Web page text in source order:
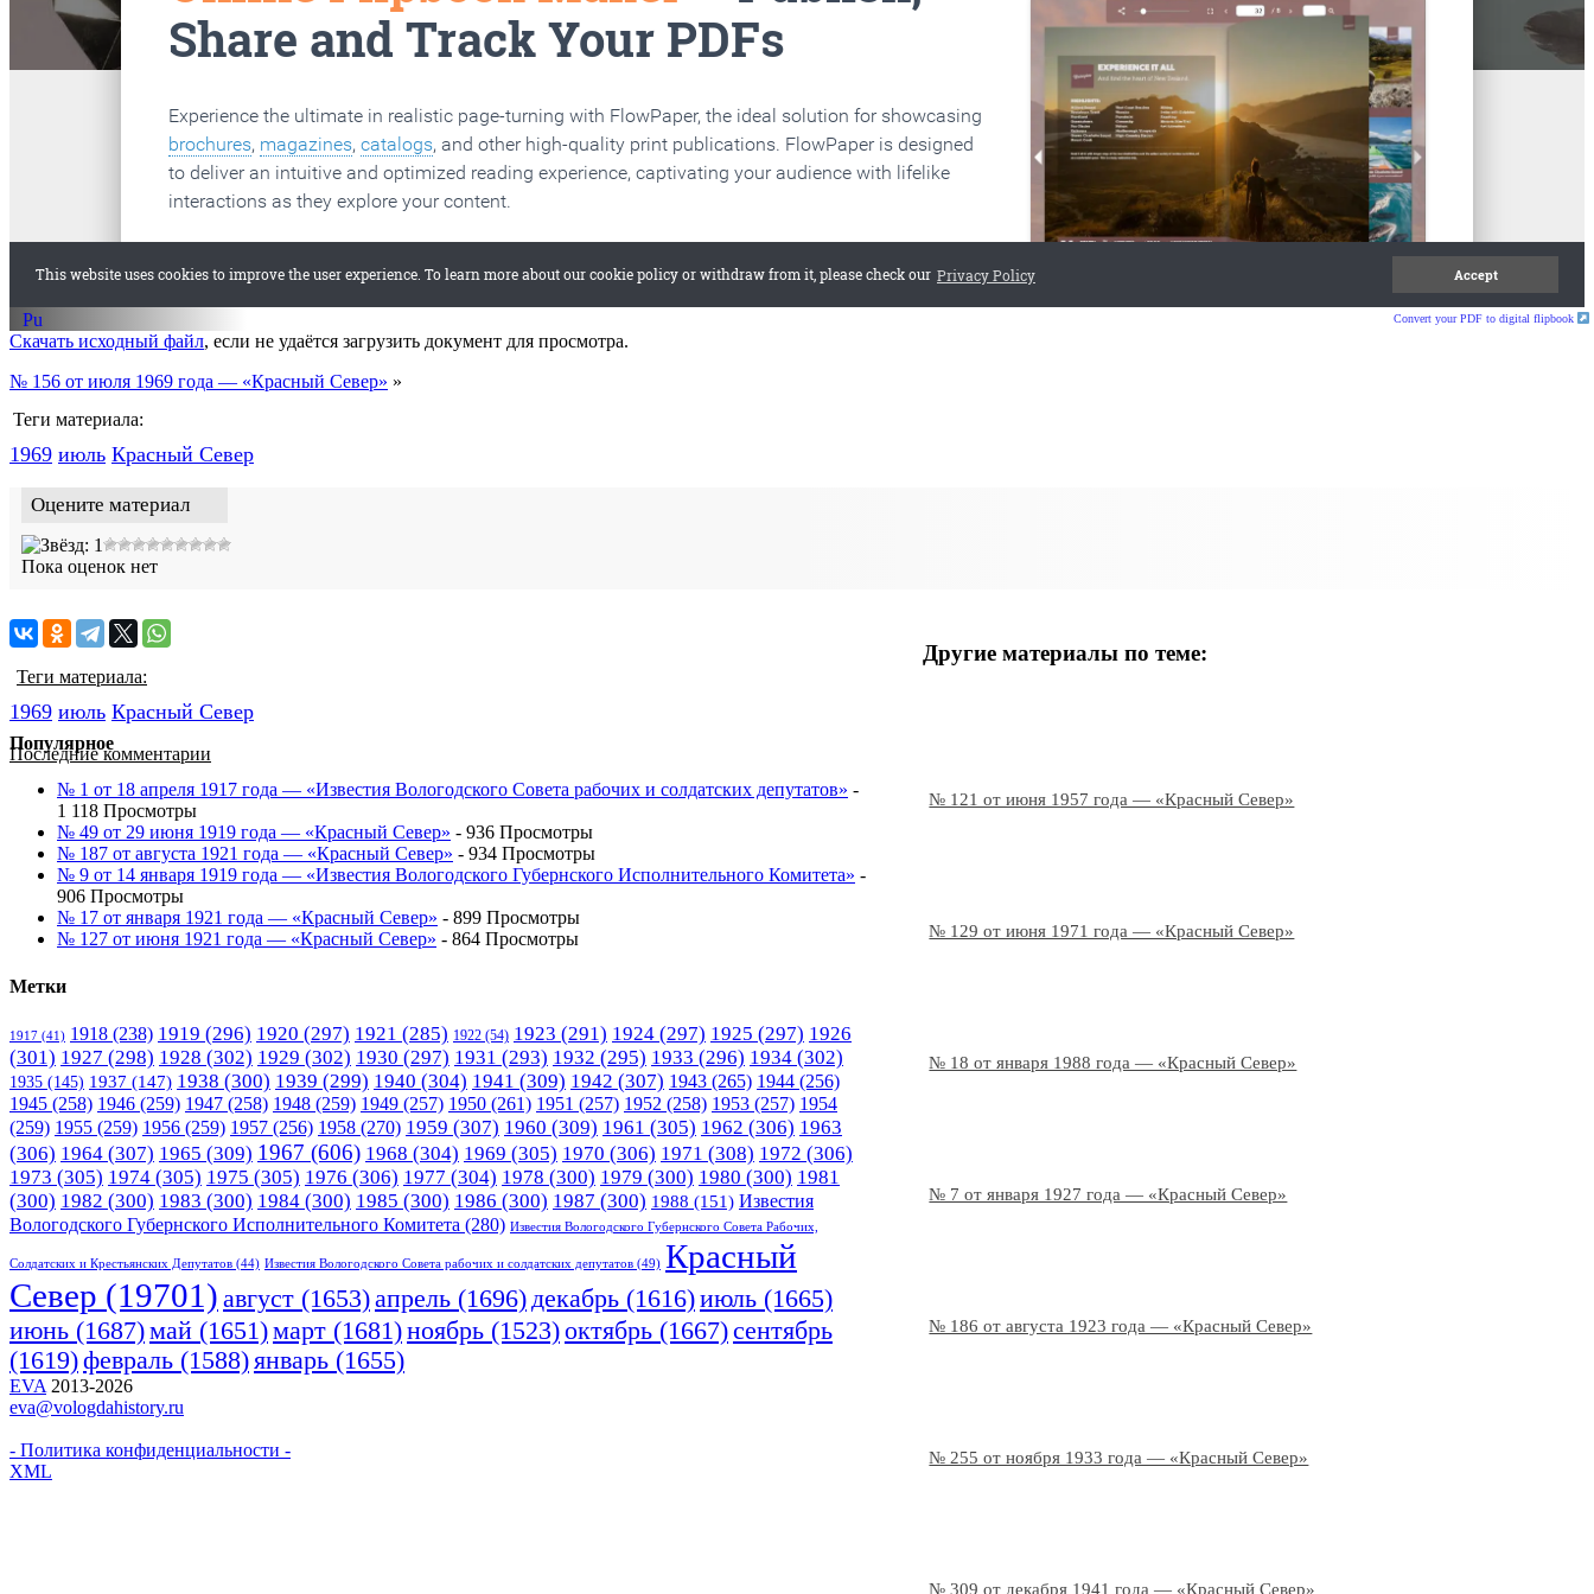
Convert your PDF to digital flipbook
Скачать исходный файл, если не удаётся загрузить документ для просмотра.
№ 156 от июля 1969 года — «Красный Север» »
Теги материала:
1969 июль Красный Cевер
Оцените материал
Пока оценок нет
Другие материалы по теме:
№ 121 от июня 1957 года — «Красный Север»
№ 129 от июня 1971 года — «Красный Север»
№ 18 от января 1988 года — «Красный Север»
№ 7 от января 1927 года — «Красный Север»
№ 186 от августа 1923 года — «Красный Север»
№ 255 от ноября 1933 года — «Красный Север»
№ 309 от декабря 1941 года — «Красный Север»
Теги материала:
1969 июль Красный Cевер
Последние комментарии
Популярное
№ 1 от 18 апреля 1917 года — «Известия Вологодского Совета рабочих и солдатских депутатов» -
1 118 Просмотры
№ 49 от 29 июня 1919 года — «Красный Север» - 936 Просмотры
№ 187 от августа 1921 года — «Красный Север» - 934 Просмотры
№ 9 от 14 января 1919 года — «Известия Вологодского Губернского Исполнительного Комитета» -
906 Просмотры
№ 17 от января 1921 года — «Красный Север» - 899 Просмотры
№ 127 от июня 1921 года — «Красный Север» - 864 Просмотры
Метки
1917 (41) 1918 (238) 1919 (296) 1920 (297) 1921 (285) 1922 (54) 1923 (291) 1924 (297) 1925 (297) 1926
(301) 1927 (298) 1928 (302) 1929 (302) 1930 (297) 1931 (293) 1932 (295) 1933 (296) 1934 (302)
1935 (145) 1937 (147) 1938 (300) 1939 (299) 1940 (304) 1941 (309) 1942 (307) 1943 (265) 1944 (256)
1945 (258) 1946 (259) 1947 (258) 1948 (259) 1949 (257) 1950 (261) 1951 (257) 1952 (258) 1953 (257) 1954
(259) 1955 (259) 1956 (259) 1957 (256) 1958 (270) 1959 (307) 1960 (309) 1961 (305) 1962 (306) 1963
(306) 1964 (307) 1965 (309) 1967 (606) 1968 (304) 1969 (305) 1970 (306) 1971 (308) 1972 (306)
1973 (305) 1974 (305) 1975 (305) 1976 (306) 1977 (304) 1978 (300) 1979 (300) 1980 (300) 1981
(300) 1982 (300) 1983 (300) 1984 (300) 1985 (300) 1986 (300) 1987 (300) 1988 (151) Известия
Вологодского Губернского Исполнительного Комитета (280) Известия Вологодского Губернского Совета Рабочих,
Солдатских и Крестьянских Депутатов (44) Известия Вологодского Совета рабочих и солдатских депутатов (49) Красный
Cевер (19701) август (1653)апрель (1696)декабрь (1616)июль (1665)
июнь (1687)май (1651)март (1681)ноябрь (1523)октябрь (1667)сентябрь
(1619)февраль (1588)январь (1655)
EVA 2013-2026
eva@vologdahistory.ru
- Политика конфиденциальности -
XML